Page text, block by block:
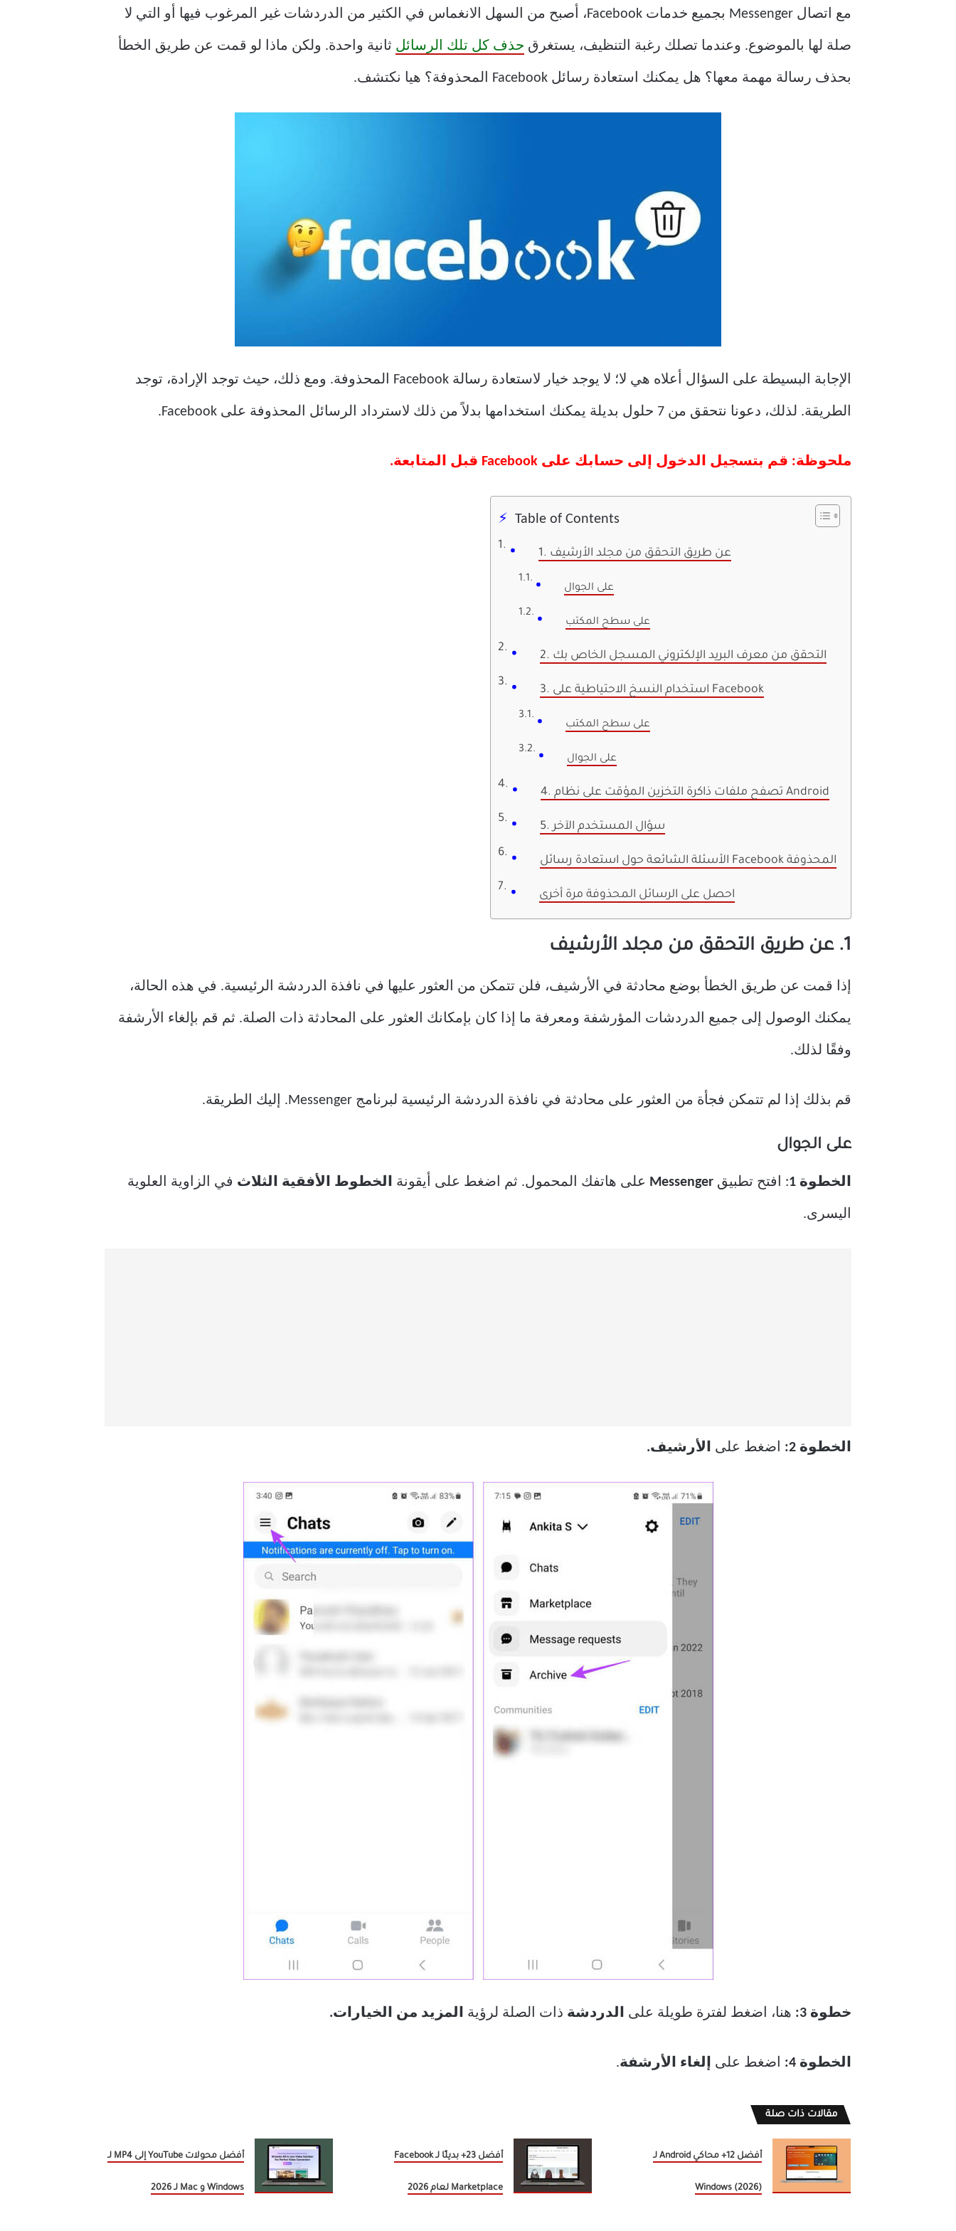
مع اتصال Messenger بجميع خدمات Facebook، أصبح من السهل الانغماس في الكثير من الدردشات غير المرغوب فيها أو التي لا
صلة لها بالموضوع. وعندما تصلك رغبة التنظيف، يستغرق حذف كل تلك الرسائل ثانية واحدة. ولكن ماذا لو قمت عن طريق الخطأ
بحذف رسالة مهمة معها؟ هل يمكنك استعادة رسائل Facebook المحذوفة؟ هيا نكتشف.
الإجابة البسيطة على السؤال أعلاه هي لا؛ لا يوجد خيار لاستعادة رسالة Facebook المحذوفة. ومع ذلك، حيث توجد الإرادة، توجد
الطريقة. لذلك، دعونا نتحقق من 7 حلول بديلة يمكنك استخدامها بدلاً من ذلك لاسترداد الرسائل المحذوفة على Facebook.
ملحوظة: قم بتسجيل الدخول إلى حسابك على Facebook قبل المتابعة.
Table of Contents
1. عن طريق التحقق من مجلد الأرشيف
على الجوال
على سطح المكتب
2. التحقق من معرف البريد الإلكتروني المسجل الخاص بك
3. استخدام النسخ الاحتياطية على Facebook
على سطح المكتب
على الجوال
4. تصفح ملفات ذاكرة التخزين المؤقت على نظام Android
5. سؤال المستخدم الآخر
الأسئلة الشائعة حول استعادة رسائل Facebook المحذوفة
احصل على الرسائل المحذوفة مرة أخرى
1. عن طريق التحقق من مجلد الأرشيف
إذا قمت عن طريق الخطأ بوضع محادثة في الأرشيف، فلن تتمكن من العثور عليها في نافذة الدردشة الرئيسية. في هذه الحالة،
يمكنك الوصول إلى جميع الدردشات المؤرشفة ومعرفة ما إذا كان بإمكانك العثور على المحادثة ذات الصلة. ثم قم بإلغاء الأرشفة
وفقًا لذلك.
قم بذلك إذا لم تتمكن فجأة من العثور على محادثة في نافذة الدردشة الرئيسية لبرنامج Messenger. إليك الطريقة.
على الجوال
الخطوة 1 : افتح تطبيق Messenger على هاتفك المحمول. ثم اضغط على أيقونة الخطوط الأفقية الثلاث في الزاوية العلوية
اليسرى.
الخطوة 2: اضغط على الأرشيف.
خطوة 3: هنا، اضغط لفترة طويلة على الدردشة ذات الصلة لرؤية المزيد من الخيارات.
الخطوة 4: اضغط على إلغاء الأرشفة.
مقالات ذات صلة
أفضل 12+ محاكي Android لـ
Windows (2026)
أفضل 23+ بديلًا لـ Facebook
Marketplace لعام 2026
أفضل محولات YouTube إلى MP4 لـ
Windows و Mac لـ 2026